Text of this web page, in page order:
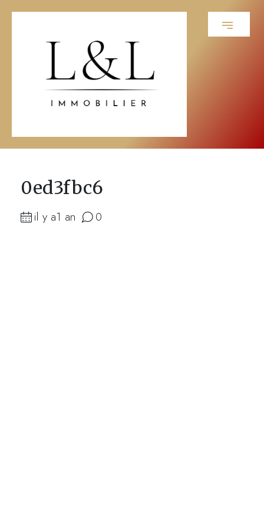
0ed3fbc6
il y a1 an 0